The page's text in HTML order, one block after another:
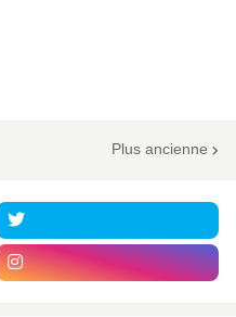
Plus ancienne